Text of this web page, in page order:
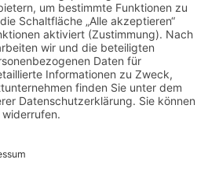
ist fertig
Orte innerhalb des
Eckernförde